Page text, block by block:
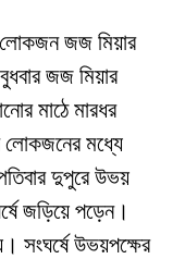
লোকজন জজ মিয়ার
জজ মিয়ার
মাঠে মারধর
লোকজনের মধ্যে
দুপুরে উভয়
জড়িয়ে পড়েন।
উভয়পক্ষের